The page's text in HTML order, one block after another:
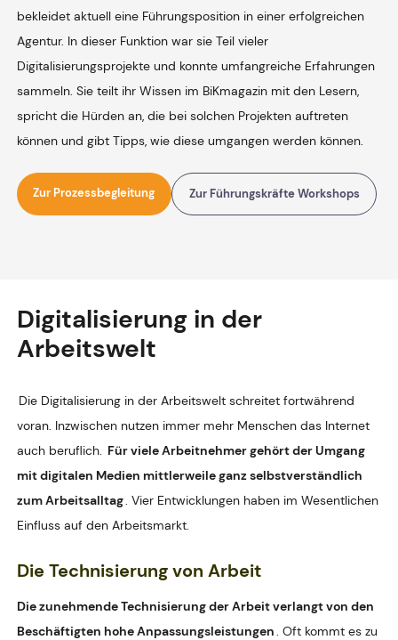
bekleidet aktuell eine Führungsposition in einer erfolgreichen
Agentur. In dieser Funktion war sie Teil vieler
Digitalisierungsprojekte und konnte umfangreiche Erfahrungen
sammeln. Sie teilt ihr Wissen im BiKmagazin mit den Lesern,
spricht die Hürden an, die bei solchen Projekten auftreten
können und gibt Tipps, wie diese umgangen werden können.
Zur Prozessbegleitung Zur Führungskräfte Workshops
Digitalisierung in der
Arbeitswelt
Die Digitalisierung in der Arbeitswelt schreitet fortwährend
voran. Inzwischen nutzen immer mehr Menschen das Internet
auch beruflich. Für viele Arbeitnehmer gehört der Umgang
mit digitalen Medien mittlerweile ganz selbstverständlich
zum Arbeitsalltag. Vier Entwicklungen haben im Wesentlichen
Einfluss auf den Arbeitsmarkt.
Die Technisierung von Arbeit
Die zunehmende Technisierung der Arbeit verlangt von den
Beschäftigten hohe Anpassungsleistungen. Oft kommt es zu